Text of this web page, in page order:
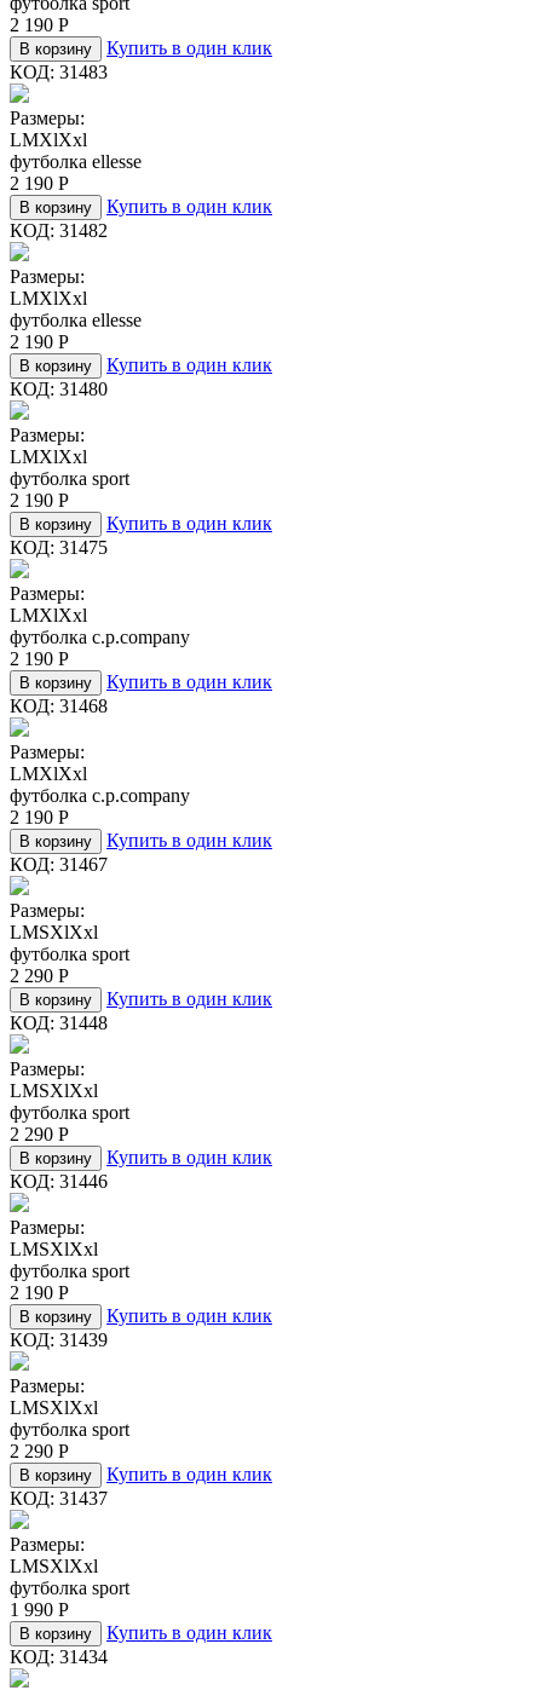
2 190 Р
В корзину
Купить в один клик
КОД: 31483
Размеры:
LMXlXxl
футболка ellesse
2 190 Р
В корзину
Купить в один клик
КОД: 31482
Размеры:
LMXlXxl
футболка ellesse
2 190 Р
В корзину
Купить в один клик
КОД: 31480
Размеры:
LMXlXxl
футболка sport
2 190 Р
В корзину
Купить в один клик
КОД: 31475
Размеры:
LMXlXxl
футболка c.p.company
2 190 Р
В корзину
Купить в один клик
КОД: 31468
Размеры:
LMXlXxl
футболка c.p.company
2 190 Р
В корзину
Купить в один клик
КОД: 31467
Размеры:
LMSXlXxl
футболка sport
2 290 Р
В корзину
Купить в один клик
КОД: 31448
Размеры:
LMSXlXxl
футболка sport
2 290 Р
В корзину
Купить в один клик
КОД: 31446
Размеры:
LMSXlXxl
футболка sport
2 190 Р
В корзину
Купить в один клик
КОД: 31439
Размеры:
LMSXlXxl
футболка sport
2 290 Р
В корзину
Купить в один клик
КОД: 31437
Размеры:
LMSXlXxl
футболка sport
1 990 Р
В корзину
Купить в один клик
КОД: 31434